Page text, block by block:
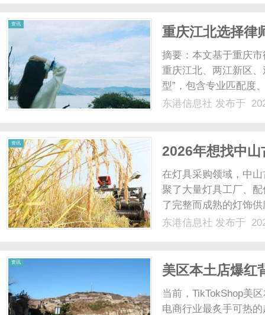
资讯
重庆江北选择律
议仲裁陷阱
摘要：本文基于重庆
重庆江北、两江新区
型”，包含专业匹配度
过对比重庆邦熙律师
东港信息社 发布于
资讯
2026年想找中
这篇就知道怎么
在灯具采购领域，中
聚了大量灯具工厂、
了完整而成熟的灯饰
稳定的灯具供应链聚
东港信息社 发布于
资讯
美区本土店爆红
安全回国？
当前，TikTokShop美
电商行业最炙手可热